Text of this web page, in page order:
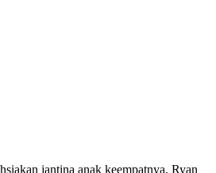
jantina anak keempatnya, Ryan